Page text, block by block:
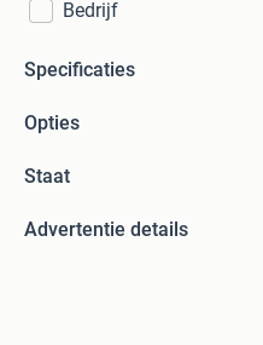
Bedrijf
Specificaties
Opties
Staat
Advertentie details